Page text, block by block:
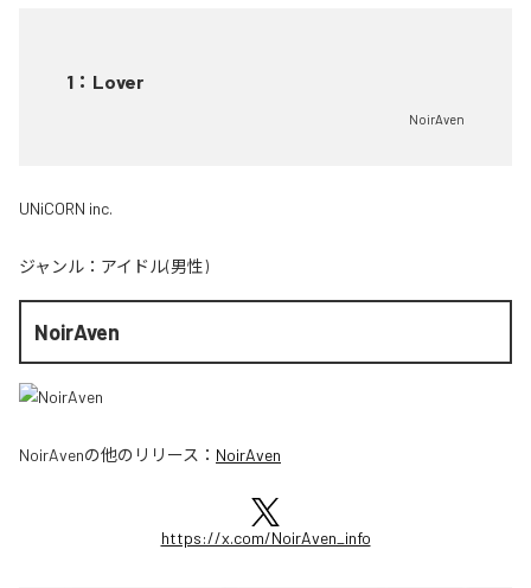
1 ： Lover
NoirAven
UNiCORN inc.
ジャンル： アイドル(男性)
NoirAven
NoirAvenの他のリリース： NoirAven
https://x.com/NoirAven_info